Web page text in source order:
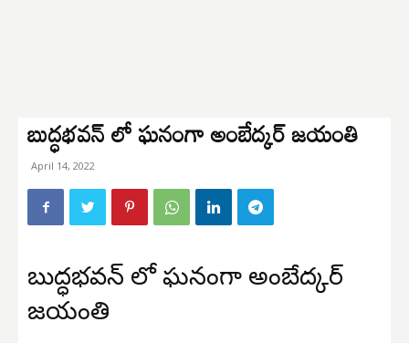
బుద్ధభవన్ లో ఘనంగా అంబేద్కర్ జయంతి
April 14, 2022
బుద్ధభవన్ లో ఘనంగా అంబేద్కర్
జయంతి